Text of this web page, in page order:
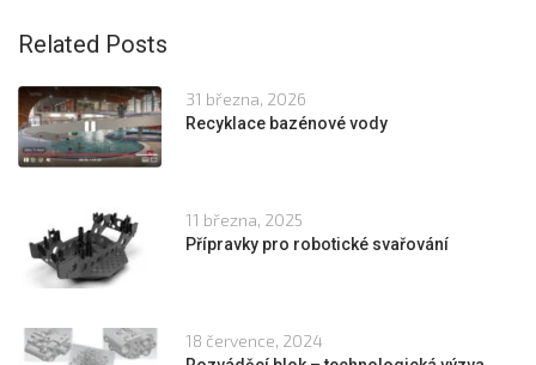
Related Posts
31 března, 2026
Recyklace bazénové vody
11 března, 2025
Přípravky pro robotické svařování
18 července, 2024